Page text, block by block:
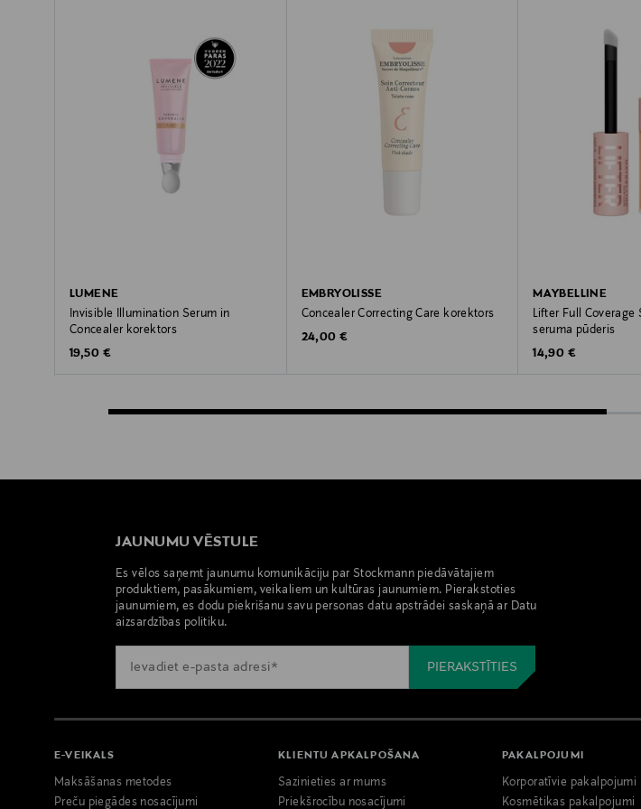
LUMENE
Invisible Illumination Serum in
Concealer korektors
Original Price
19,50 €
EMBRYOLISSE
Concealer Correcting Care korektors
Original Price
24,00 €
MAYBELLINE
Lifter Full Coverage
seruma pūderis
Original Price
14,90 €
JAUNUMU VĒSTULE
Es vēlos saņemt jaunumu komunikāciju par Stockmann piedāvātajiem
produktiem, pasākumiem, veikaliem un kultūras jaunumiem. Pierakstoties
jaunumiem, es dodu piekrišanu savu personas datu apstrādei saskaņā ar Datu
aizsardzības politiku.
E-VEIKALS
Maksāšanas metodes
Preču piegādes nosacījumi
KLIENTU APKALPOŠANA
Sazinieties ar mums
Priekšrocību nosacījumi
PAKALPOJUMI
Korporatīvie pakalpojumi
Kosmētikas pakalpojumi